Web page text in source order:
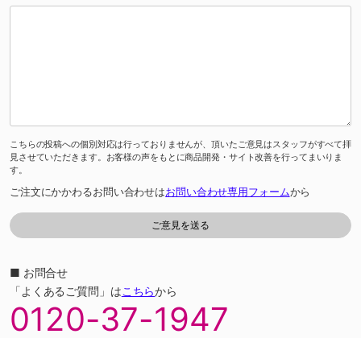
こちらの投稿への個別対応は行っておりませんが、頂いたご意見はスタッフがすべて拝
見させていただきます。お客様の声をもとに商品開発・サイト改善を行ってまいりま
す。
ご注文にかかわるお問い合わせはお問い合わせ専用フォームから
■ お問合せ
「よくあるご質問」はこちらから
0120-37-1947